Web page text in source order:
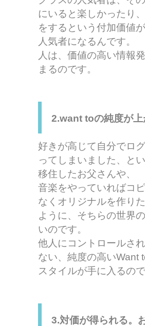
にいると楽しかったり
をするという付加価値
人気者になるんです。
人は、価値の高い情報
まるのです。
2.want toの純度が上
好きが高じて自分でロ
ってしまいました、と
移住したお父さんや、
音楽をやっていればコ
なくオリジナルを作り
ように、そちらの世界
いのです。
他人にコントロールさ
ない、純度の高いWant
スタイルが手に入るので
3.対価が得られる。